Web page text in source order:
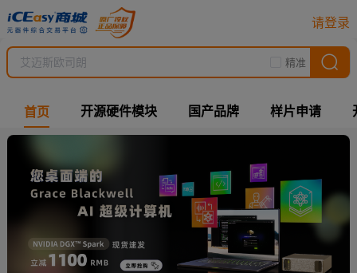
请登录
精准
首页 开源硬件模块 国产品牌 样片申请